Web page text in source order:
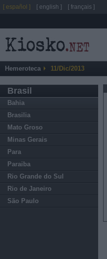
Hemeroteca 11/Dic/2013
Brasil
Bahia
Brasilia
Mato Groso
Minas Gerais
Para
Paraiba
Rio Grande do Sul
Rio de Janeiro
São Paulo
[ español ] [ english ] [ français ]